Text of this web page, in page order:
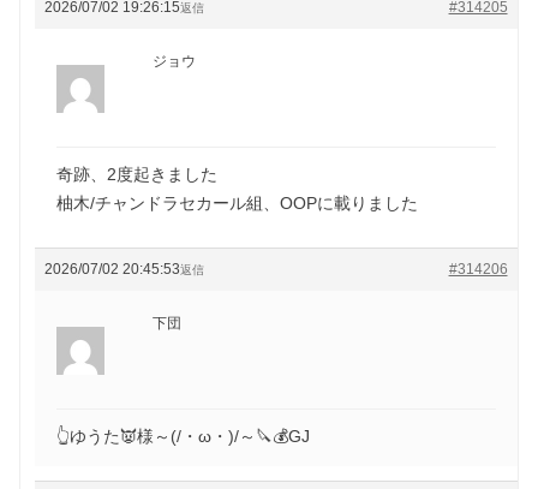
2026/07/02 19:26:15 #314205
返信
ジョウ
奇跡、2度起きました
柚木/チャンドラセカール組、OOPに載りました
2026/07/02 20:45:53 #314206
返信
下団
👆ゆうた👿様～(/・ω・)/～🔪💰GJ